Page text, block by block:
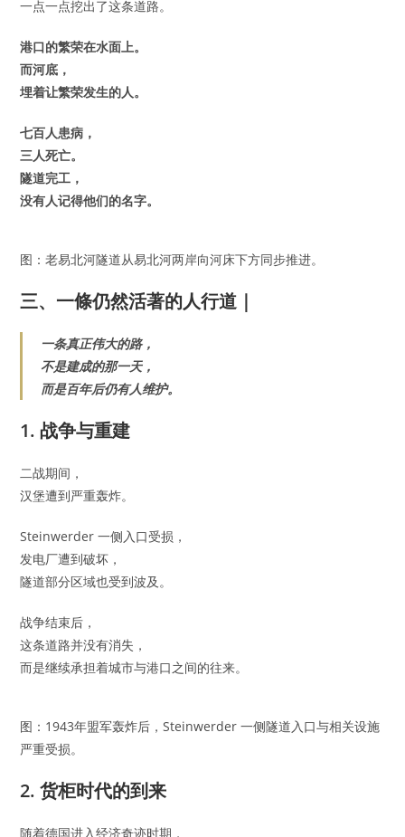
一点一点挖出了这条道路。
港口的繁荣在水面上。
而河底，
埋着让繁荣发生的人。
七百人患病，
三人死亡。
隧道完工，
没有人记得他们的名字。
图：老易北河隧道从易北河两岸向河床下方同步推进。
三、一條仍然活著的人行道｜
一条真正伟大的路，
不是建成的那一天，
而是百年后仍有人维护。
1. 战争与重建
二战期间，
汉堡遭到严重轰炸。
Steinwerder 一侧入口受损，
发电厂遭到破坏，
隧道部分区域也受到波及。
战争结束后，
这条道路并没有消失，
而是继续承担着城市与港口之间的往来。
图：1943年盟军轰炸后，Steinwerder 一侧隧道入口与相关设施
严重受损。
2. 货柜时代的到来
随着德国进入经济奇迹时期，